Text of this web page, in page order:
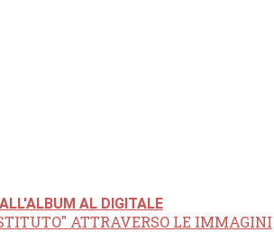
AL DIGITALE
ATTRAVERSO LE IMMAGINI